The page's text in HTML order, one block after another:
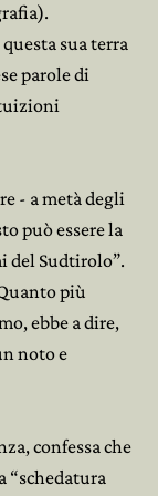
sua terra
parole di
- a metà degli
può essere la
del Sudtirolo”.
più
ebbe a dire,
noto e
confessa che
“schedatura